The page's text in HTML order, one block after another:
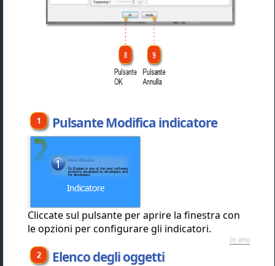
Pulsante Modifica indicatore
Cliccate sul pulsante per aprire la finestra con
le opzioni per configurare gli indicatori.
In alto
Elenco degli oggetti